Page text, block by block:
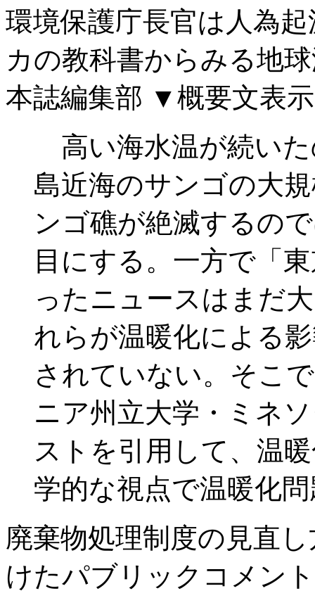
環境保護庁長官は人為
カの教科書からみる地
本誌編集部 ▼概要文表示
高い海水温が続いた
島近海のサンゴの大
ンゴ礁が絶滅するの
目にする。一方で「
ったニュースはまだ
れらが温暖化による
されていない。そこ
ニア州立大学・ミネ
ストを引用して、温
学的な視点で温暖化
廃棄物処理制度の見直
けたパブリックコメン